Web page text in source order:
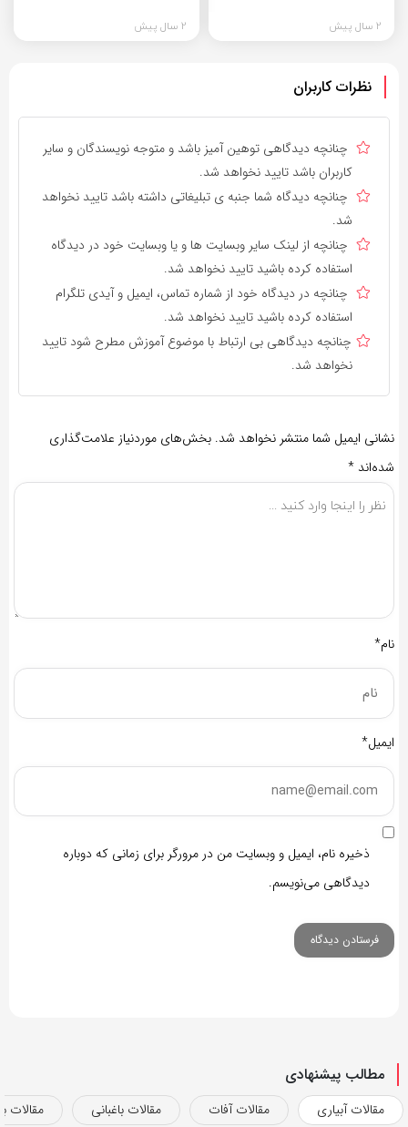
2 سال پیش 2 سال پیش
نظرات کاربران
چنانچه دیدگاهی توهین آمیز باشد و متوجه نویسندگان و سایر
کاربران باشد تایید نخواهد شد.
چنانچه دیدگاه شما جنبه ی تبلیغاتی داشته باشد تایید نخواهد
شد.
چنانچه از لینک سایر وبسایت ها و یا وبسایت خود در دیدگاه
استفاده کرده باشید تایید نخواهد شد.
چنانچه در دیدگاه خود از شماره تماس، ایمیل و آیدی تلگرام
استفاده کرده باشید تایید نخواهد شد.
چنانچه دیدگاهی بی ارتباط با موضوع آموزش مطرح شود تایید
نخواهد شد.
نشانی ایمیل شما منتشر نخواهد شد. بخش‌های موردنیاز علامت‌گذاری
شده‌اند *
نام*
ایمیل*
ذخیره نام، ایمیل و وبسایت من در مرورگر برای زمانی که دوباره
دیدگاهی می‌نویسم.
مطالب پیشنهادی
مقالات آبیاری مقالات آفات مقالات باغبانی مقالات